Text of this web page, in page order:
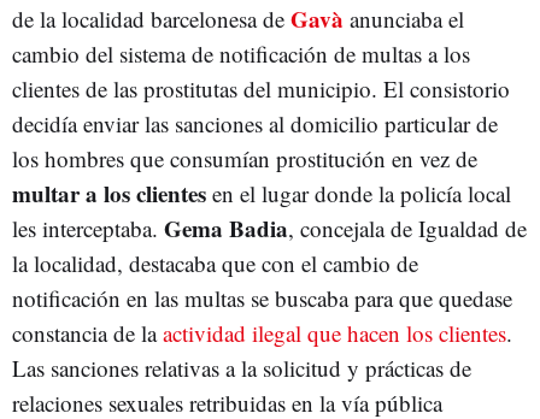
de la localidad barcelonesa de Gavà anunciaba el
cambio del sistema de notificación de multas a los
clientes de las prostitutas del municipio. El consistorio
decidía enviar las sanciones al domicilio particular de
los hombres que consumían prostitución en vez de
multar a los clientes en el lugar donde la policía local
les interceptaba. Gema Badia, concejala de Igualdad de
la localidad, destacaba que con el cambio de
notificación en las multas se buscaba para que quedase
constancia de laactividad ilegal que hacen los clientes.
Las sanciones relativas a la solicitud y prácticas de
relaciones sexuales retribuidas en la vía pública